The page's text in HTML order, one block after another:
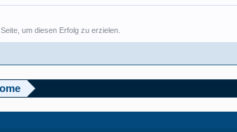
um diesen Erfolg zu erzielen.